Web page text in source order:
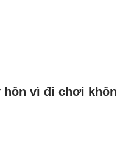
hôn vì đi chơi